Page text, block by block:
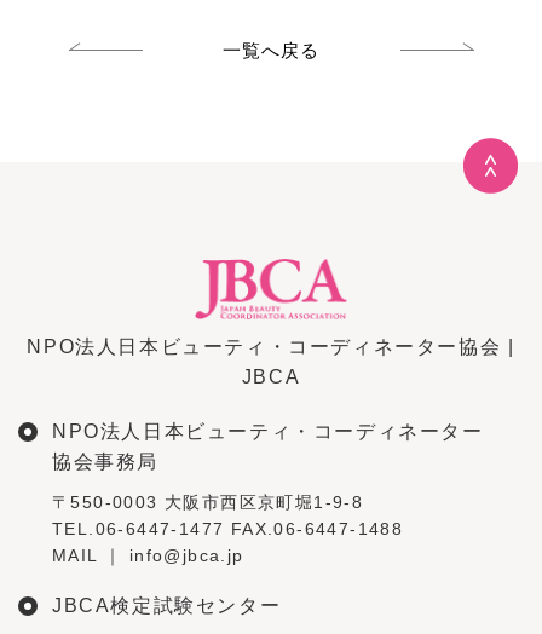
一覧へ戻る
NPO法人日本ビューティ・コーディネーター協会 |
JBCA
NPO法人日本ビューティ・コーディネーター
協会事務局
〒550-0003 大阪市西区京町堀1-9-8
TEL.06-6447-1477 FAX.06-6447-1488
MAIL ｜ info@jbca.jp
JBCA検定試験センター